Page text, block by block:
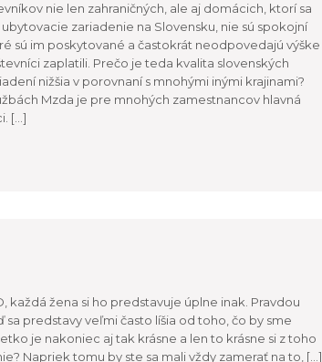
nie len zahraničných, ale aj domácich, ktorí sa
zariadenie na Slovensku, nie sú spokojní
sú im poskytované a častokrát neodpovedajú výške
zaplatili. Prečo je teda kvalita slovenských
nižšia v porovnaní s mnohými inými krajinami?
Mzda je pre mnohých zamestnancov hlavná
[…]
každá žena si ho predstavuje úplne inak. Pravdou
sa predstavy veľmi často líšia od toho, čo by sme
je nakoniec aj tak krásne a len to krásne si z toho
Napriek tomu by ste sa mali vždy zamerať na to, […]